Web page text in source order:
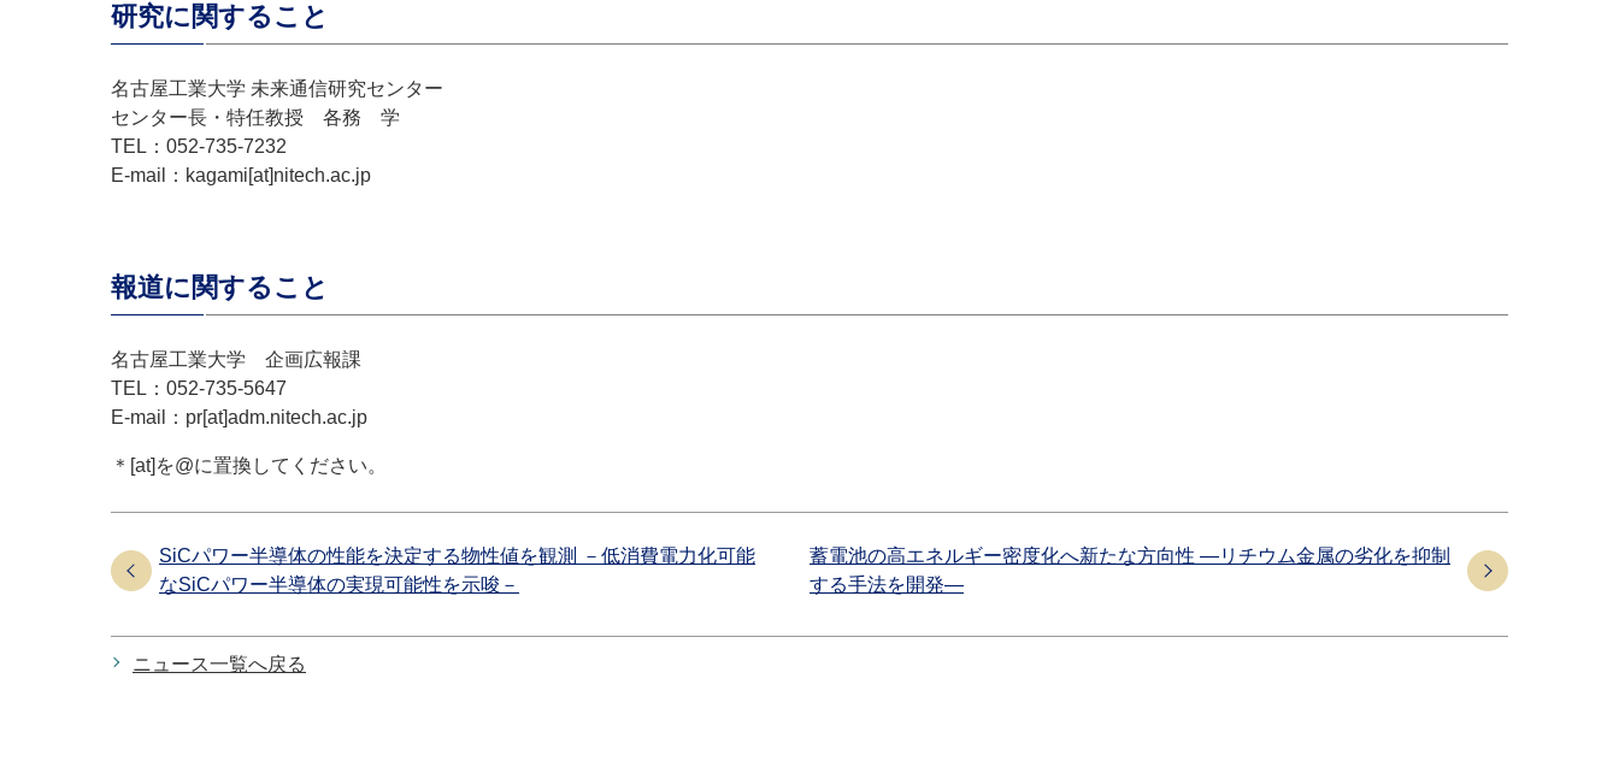
研究に関すること
名古屋工業大学 未来通信研究センター
センター長・特任教授 各務 学
TEL：052-735-7232
E-mail：kagami[at]nitech.ac.jp
報道に関すること
名古屋工業大学 企画広報課
TEL：052-735-5647
E-mail：pr[at]adm.nitech.ac.jp
＊[at]を@に置換してください。
SiCパワー半導体の性能を決定する物性値を観測 －低消費電力化可能
なSiCパワー半導体の実現可能性を示唆－
蓄電池の高エネルギー密度化へ新たな方向性 ―リチウム金属の劣化を抑制
する手法を開発―
ニュース一覧へ戻る